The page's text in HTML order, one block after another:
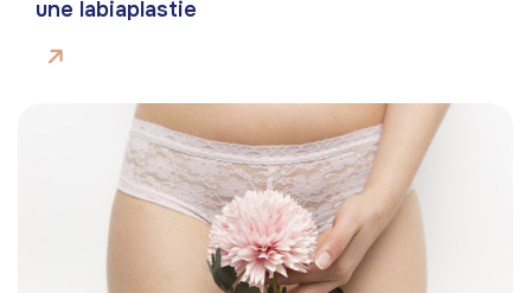
une labiaplastie